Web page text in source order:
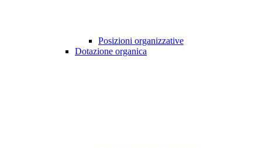
Posizioni organizzative
Dotazione organica